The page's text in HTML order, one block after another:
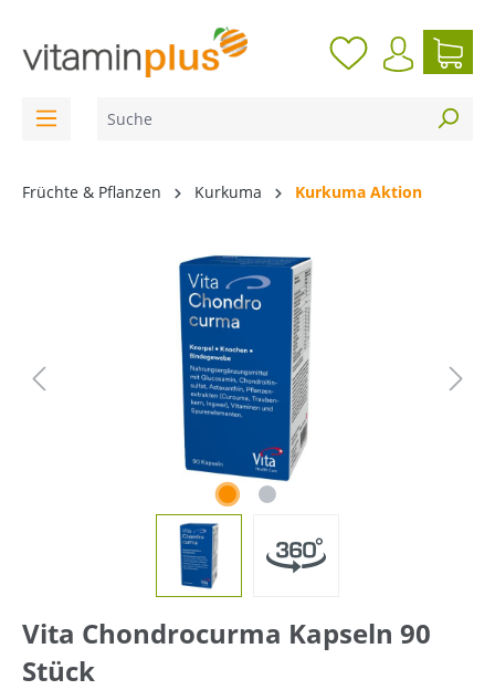
Früchte & Pflanzen Kurkuma Kurkuma Aktion
Vita Chondrocurma Kapseln 90
Stück